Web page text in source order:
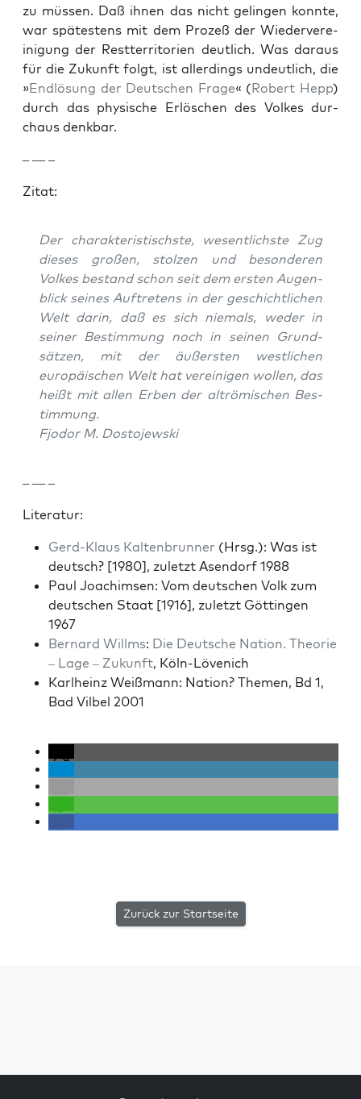
zu müssen. Daß ihnen das nicht gelin­gen kon­nte,
war spätestens mit dem Prozeß der Wiedervere­
ini­gung der Rest­ter­ri­to­rien deut­lich. Was daraus
für die Zukun­ft fol­gt, ist allerd­ings undeut­lich, die
»Endlö­sung der Deutschen Frage« (Robert Hepp)
durch das physis­che Erlöschen des Volkes dur­
chaus denkbar.
– — –
Zitat:
Der charak­ter­is­tis­chste, wesentlich­ste Zug
dieses großen, stolzen und beson­deren
Volkes bestand schon seit dem ersten Augen­
blick seines Auftretens in der geschichtlichen
Welt darin, daß es sich niemals, wed­er in
sein­er Bes­tim­mung noch in seinen Grund­
sätzen, mit der äußer­sten west­lichen
europäis­chen Welt hat vere­ini­gen wollen, das
heißt mit allen Erben der altrömis­chen Bes­
tim­mung.
Fjodor M. Dos­to­jew­s­ki
– — –
Lit­er­atur:
Gerd-Klaus Kaltenbrun­ner (Hrsg.): Was ist
deutsch? [1980], zulet­zt Asendorf 1988
Paul Joachim­sen: Vom deutschen Volk zum
deutschen Staat [1916], zulet­zt Göt­tin­gen
1967
Bernard Willms: Die Deutsche Nation. The­o­rie
– Lage – Zukun­ft, Köln-Lövenich
Karl­heinz Weiß­mann: Nation? The­men, Bd 1,
Bad Vil­bel 2001
Zurück zur Startseite